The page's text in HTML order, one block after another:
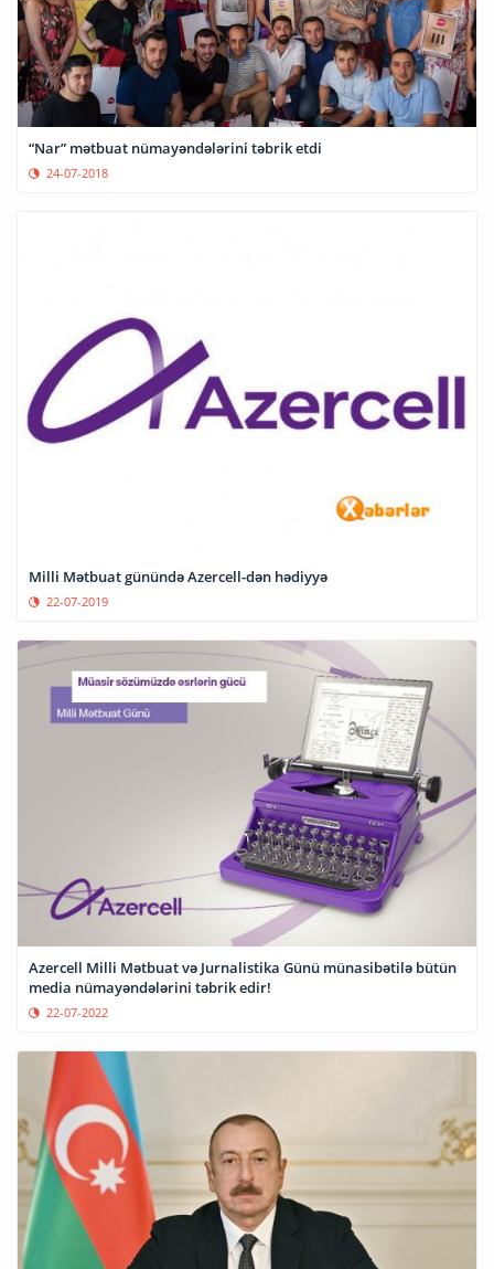
“Nar” mətbuat nümayəndələrini təbrik etdi
24-07-2018
Milli Mətbuat günündə Azercell-dən hədiyyə
22-07-2019
Azercell Milli Mətbuat və Jurnalistika Günü münasibətilə bütün
media nümayəndələrini təbrik edir!
22-07-2022